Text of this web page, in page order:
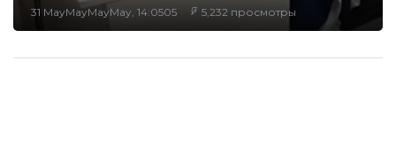
31 MayMayMayMay, 14:0505 5,232 просмотры